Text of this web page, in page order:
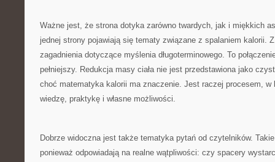
Ważne jest, że strona dotyka zarówno twardych, jak i miękkich
jednej strony pojawiają się tematy związane z spalaniem kalorii.
zagadnienia dotyczące myślenia długoterminowego. To
pełniejszy. Redukcja masy ciała nie jest przedstawiona jako
choć matematyka kalorii ma znaczenie. Jest raczej procesem, w
wiedzę, praktykę i własne możliwości.
Dobrze widoczna jest także tematyka pytań od czytelników.
ponieważ odpowiadają na realne wątpliwości: czy spacery